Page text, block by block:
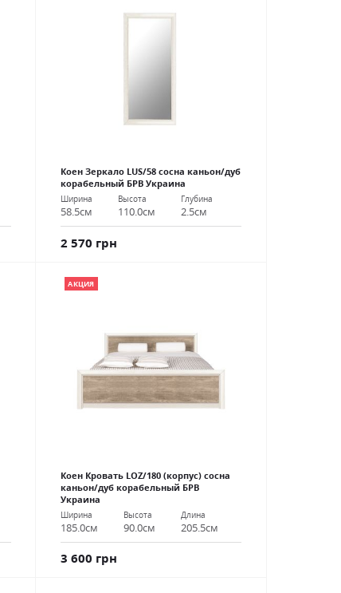
Коен Зеркало LUS/58 сосна каньон/дуб
корабельный БРВ Украина
Ширина
58.5см
Высота
110.0см
Глубина
2.5см
2 570 грн
АКЦИЯ
Коен Кровать LOZ/180 (корпус) сосна
каньон/дуб корабельный БРВ
Украина
Ширина
185.0см
Высота
90.0см
Длина
205.5см
3 600 грн